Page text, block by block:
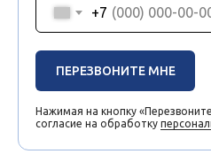
+7
ПЕРЕЗВОНИТЕ МНЕ
Нажимая на кнопку
согласие на обработку